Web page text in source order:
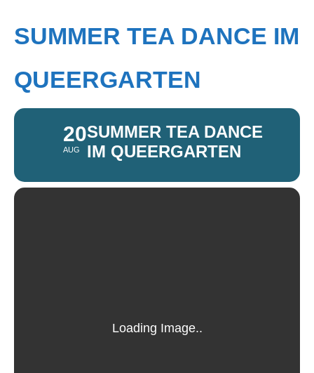
SUMMER TEA DANCE IM
QUEERGARTEN
20
AUG
SUMMER TEA DANCE
IM QUEERGARTEN